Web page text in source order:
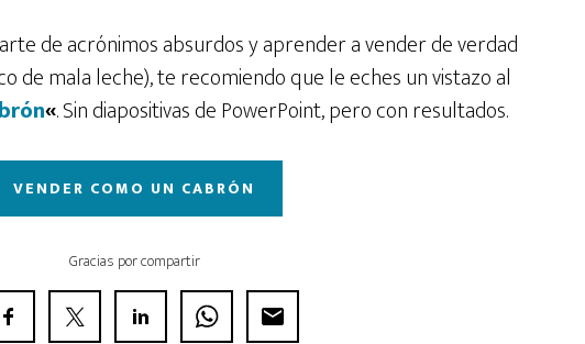
de acrónimos absurdos y aprender a vender de verdad
de mala leche), te recomiendo que le eches un vistazo al
«. Sin diapositivas de PowerPoint, pero con resultados.
VENDER COMO UN CABRÓN
Gracias por compartir